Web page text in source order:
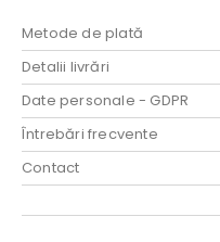
Metode de plată
Detalii livrări
Date personale - GDPR
Întrebări frecvente
Contact